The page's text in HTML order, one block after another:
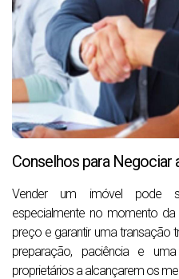
Conselhos para Negociar
Vender um imóvel pode
especialmente no momento
preço e garantir uma transação
preparação, paciência e
proprietários a alcançarem os